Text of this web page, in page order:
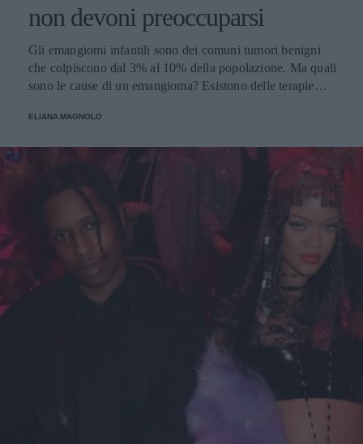
non devoni preoccuparsi
Gli emangiomi infantili sono dei comuni tumori benigni
che colpiscono dal 3% al 10% della popolazione. Ma quali
sono le cause di un emangioma? Esistono delle terapie
di mamma e papà chi ci pensa? Parliamone insieme.
ELIANA MAGNOLO